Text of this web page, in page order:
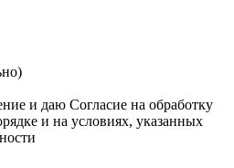
и даю Согласие на обработку
и на условиях, указанных